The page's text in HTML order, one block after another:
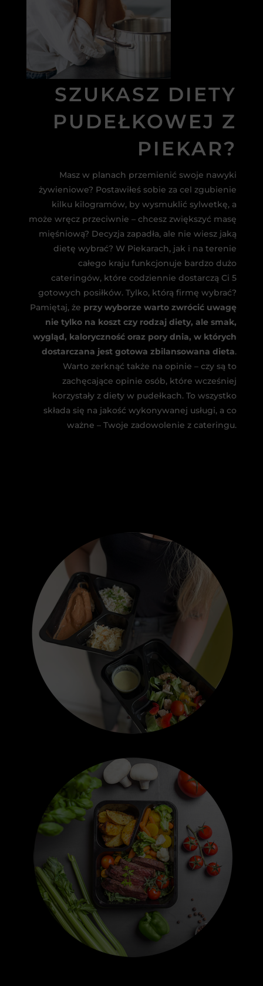
SZUKASZ DIETY
PUDEŁKOWEJ Z
PIEKAR?
Masz w planach przemienić swoje nawyki
żywieniowe? Postawiłeś sobie za cel zgubienie
kilku kilogramów, by wysmuklić sylwetkę, a
może wręcz przeciwnie – chcesz zwiększyć masę
mięśniową? Decyzja zapadła, ale nie wiesz jaką
dietę wybrać? W Piekarach, jak i na terenie
całego kraju funkcjonuje bardzo dużo
cateringów, które codziennie dostarczą Ci 5
gotowych posiłków. Tylko, którą firmę wybrać?
Pamiętaj, że przy wyborze warto zwrócić uwagę
nie tylko na koszt czy rodzaj diety, ale smak,
wygląd, kaloryczność oraz pory dnia, w których
dostarczana jest gotowa zbilansowana dieta.
Warto zerknąć także na opinie – czy są to
zachęcające opinie osób, które wcześniej
korzystały z diety w pudełkach. To wszystko
składa się na jakość wykonywanej usługi, a co
ważne – Twoje zadowolenie z cateringu.